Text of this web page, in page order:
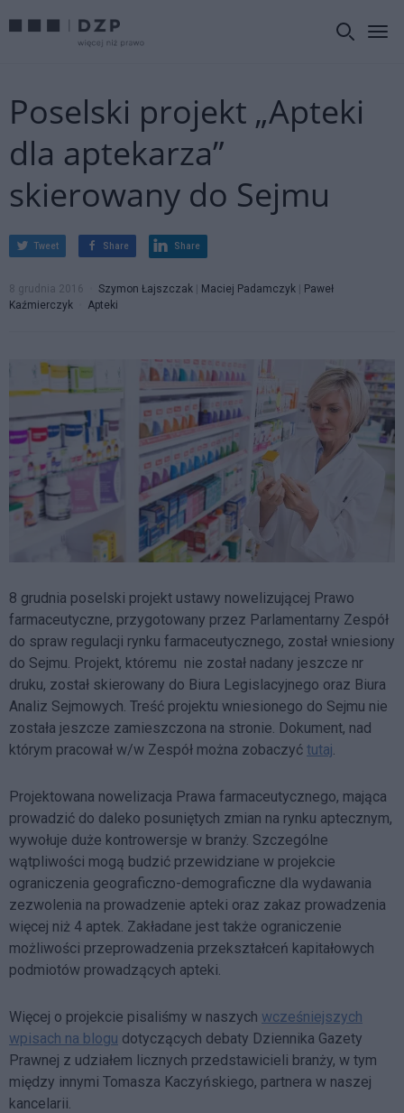
Poselski projekt „Apteki
dla aptekarza”
skierowany do Sejmu
Tweet Share Share
8 grudnia 2016 Szymon Łajszczak | Maciej Padamczyk | Paweł
Kaźmierczyk
Apteki
8 grudnia poselski projekt ustawy nowelizującej Prawo
farmaceutyczne, przygotowany przez Parlamentarny Zespół
do spraw regulacji rynku farmaceutycznego, został wniesiony
do Sejmu. Projekt, któremu nie został nadany jeszcze nr
druku, został skierowany do Biura Legislacyjnego oraz Biura
Analiz Sejmowych. Treść projektu wniesionego do Sejmu nie
została jeszcze zamieszczona na stronie. Dokument, nad
którym pracował w/w Zespół można zobaczyć tutaj
Projektowana nowelizacja Prawa farmaceutycznego, mająca
prowadzić do daleko posuniętych zmian na rynku aptecznym,
wywołuje duże kontrowersje w branży. Szczególne
wątpliwości mogą budzić przewidziane w projekcie
ograniczenia geograficzno-demograficzne dla wydawania
zezwolenia na prowadzenie apteki oraz zakaz prowadzenia
więcej niż 4 aptek. Zakładane jest także ograniczenie
możliwości przeprowadzenia przekształceń kapitałowych
podmiotów prowadzących apteki.
Więcej o projekcie pisaliśmy w naszych wcześniejszych
wpisach na blogu dotyczących debaty Dziennika Gazety
Prawnej z udziałem licznych przedstawicieli branży, w tym
między innymi Tomasza Kaczyńskiego, partnera w naszej
kancelarii.